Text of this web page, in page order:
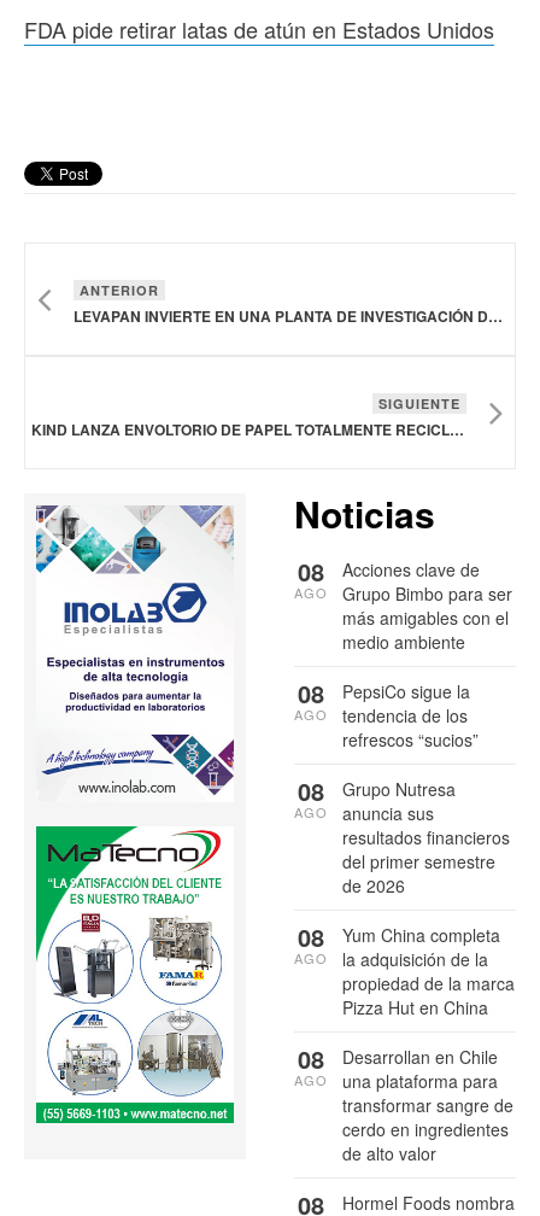
FDA pide retirar latas de atún en Estados Unidos
ANTERIOR
LEVAPAN INVIERTE EN UNA PLANTA DE INVESTIGACIÓN DE BIOINGREDIENTES EN COLOMBIA
SIGUIENTE
KIND LANZA ENVOLTORIO DE PAPEL TOTALMENTE RECICLABLE, PIONERO EN EL ENVASADO DE SNACKS
Noticias
Acciones clave de
Grupo Bimbo para ser
más amigables con el
medio ambiente
08
AGO
PepsiCo sigue la
tendencia de los
refrescos “sucios”
08
AGO
Grupo Nutresa
anuncia sus
resultados financieros
del primer semestre
de 2026
08
AGO
Yum China completa
la adquisición de la
propiedad de la marca
Pizza Hut en China
08
AGO
Desarrollan en Chile
una plataforma para
transformar sangre de
cerdo en ingredientes
de alto valor
08
AGO
Hormel Foods nombra
08